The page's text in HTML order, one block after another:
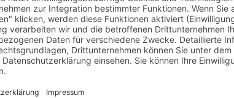
Bookbeat Google Play